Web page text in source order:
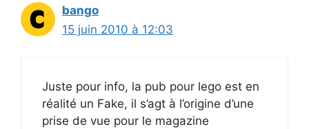
bango
15 juin 2010 à 12:03
Juste pour info, la pub pour lego est en
réalité un Fake, il s’agt à l’origine d’une
prise de vue pour le magazine